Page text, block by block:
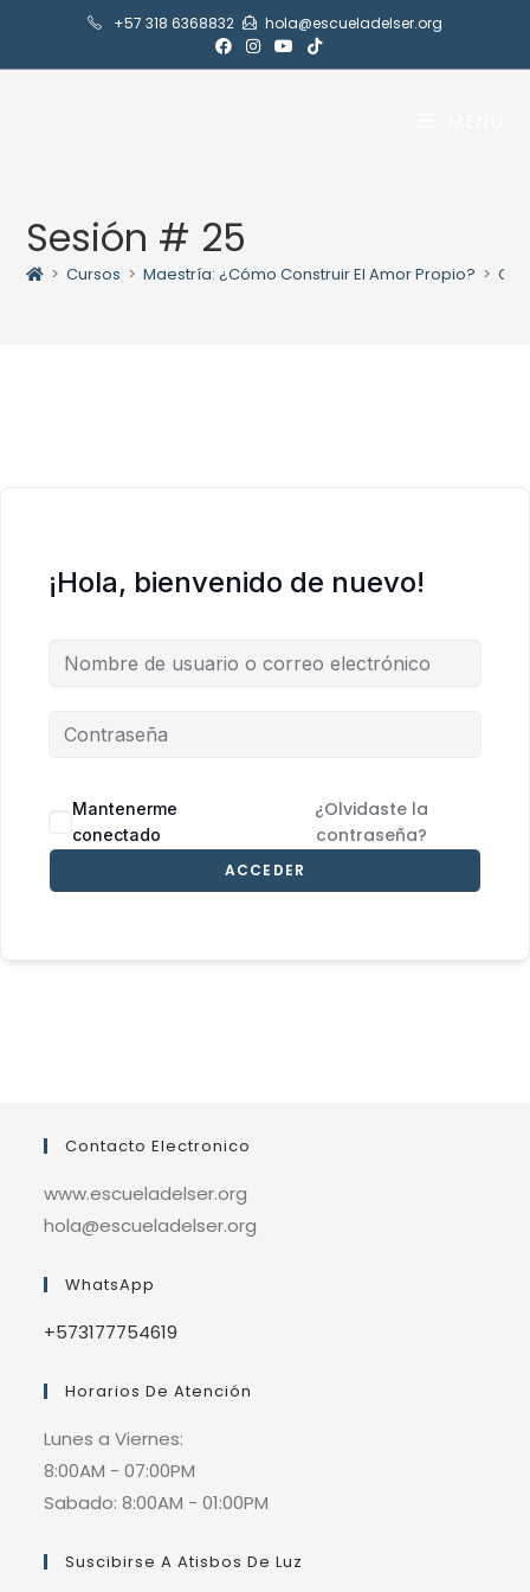
+57 318 6368832 hola@escueladelser.org
Sesión # 25
> Cursos > Maestría: ¿Cómo Construir El Amor Propio? >
¡Hola, bienvenido de nuevo!
Mantenerme
conectado
¿Olvidaste la
contraseña?
ACCEDER
Contacto Electronico
www.escueladelser.org
hola@escueladelser.org
WhatsApp
+573177754619
Horarios De Atención
Lunes a Viernes:
8:00AM - 07:00PM
Sabado: 8:00AM - 01:00PM
Suscibirse A Atisbos De Luz